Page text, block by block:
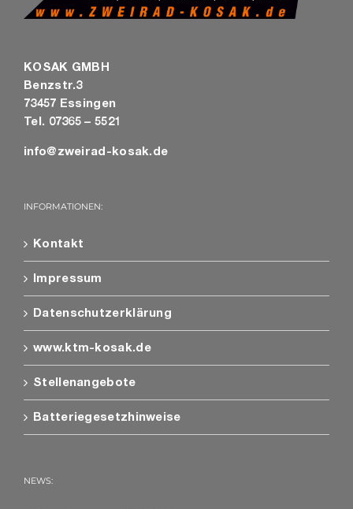
KOSAK GMBH
Benzstr.3
73457 Essingen
Tel. 07365 – 5521
info@zweirad-kosak.de
INFORMATIONEN:
Kontakt
Impressum
Datenschutzerklärung
www.ktm-kosak.de
Stellenangebote
Batteriegesetzhinweise
NEWS: